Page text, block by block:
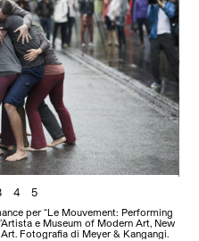
4 5
per “Le Mouvement: Performing
e Museum of Modern Art, New
Fotografia di Meyer & Kangangi.